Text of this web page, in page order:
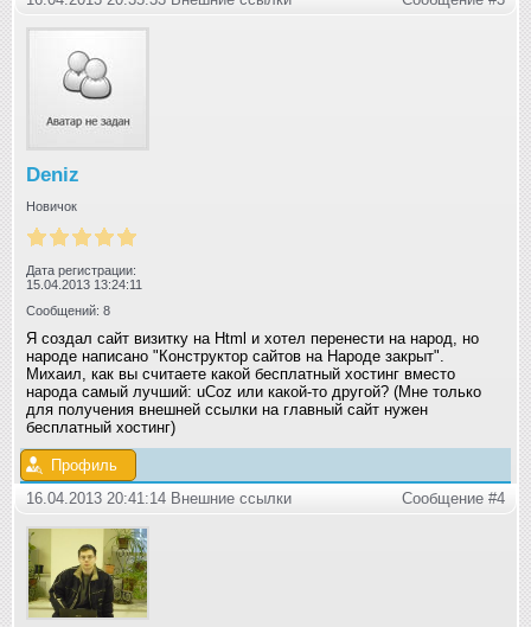
Deniz
Новичок
Дата регистрации:
15.04.2013 13:24:11
Сообщений: 8
Я создал сайт визитку на Html и хотел перенести на народ, но
народе написано "Конструктор сайтов на Народе закрыт".
Михаил, как вы считаете какой бесплатный хостинг вместо
народа самый лучший: uСoz или какой-то другой? (Мне только
для получения внешней ссылки на главный сайт нужен
бесплатный хостинг)
Профиль
16.04.2013 20:41:14 Внешние ссылки
Сообщение #4